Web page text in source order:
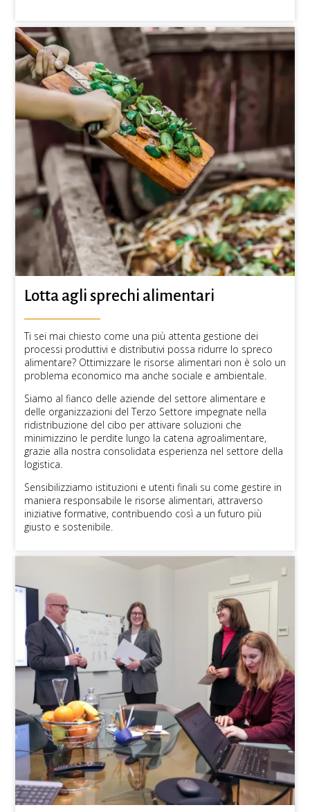
Lotta agli sprechi alimentari
Ti sei mai chiesto come una più attenta gestione dei
processi produttivi e distributivi possa ridurre lo spreco
alimentare? Ottimizzare le risorse alimentari non è solo un
problema economico ma anche sociale e ambientale.
Siamo al fianco delle aziende del settore alimentare e
delle organizzazioni del Terzo Settore impegnate nella
ridistribuzione del cibo per attivare soluzioni che
minimizzino le perdite lungo la catena agroalimentare,
grazie alla nostra consolidata esperienza nel settore della
logistica.
Sensibilizziamo istituzioni e utenti finali su come gestire in
maniera responsabile le risorse alimentari, attraverso
iniziative formative, contribuendo così a un futuro più
giusto e sostenibile.